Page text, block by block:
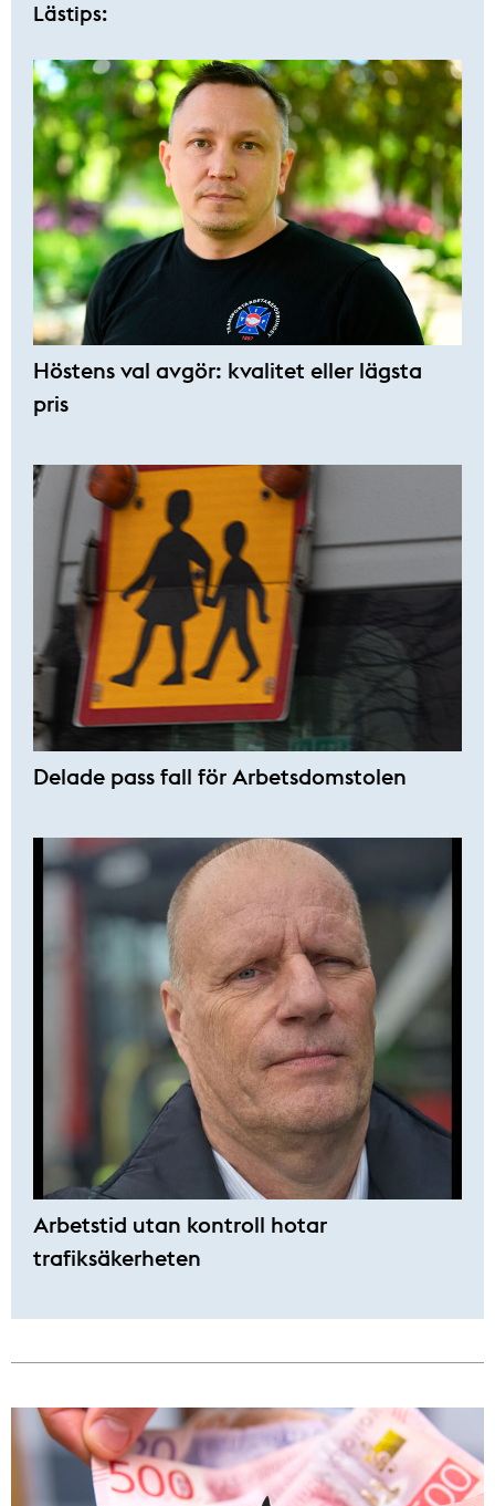
Lästips:
Höstens val avgör: kvalitet eller lägsta
pris
Delade pass fall för Arbetsdomstolen
Arbetstid utan kontroll hotar
trafiksäkerheten